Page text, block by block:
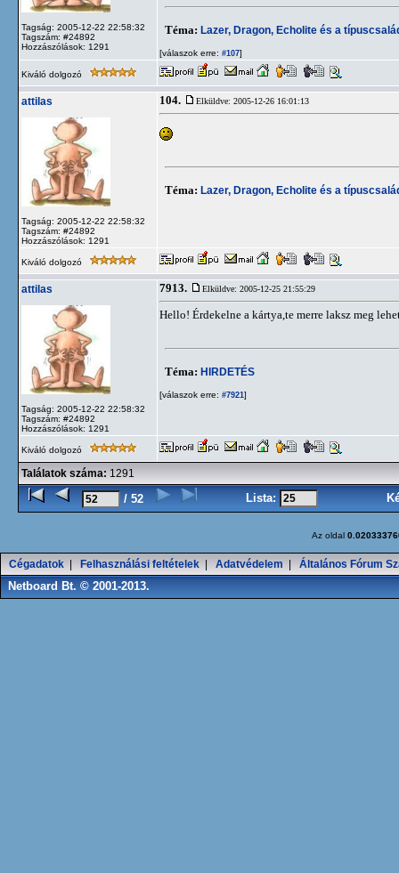
Tagság: 2005-12-22 22:58:32
Tagszám: #24892
Hozzászólások: 1291
Téma: Lazer, Dragon, Echolite és a
[válaszok erre: #107]
Kiváló dolgozó
attilas
Tagság: 2005-12-22 22:58:32
Tagszám: #24892
Hozzászólások: 1291
104. Elküldve: 2005-12-26 16:01:13
Téma: Lazer, Dragon, Echolite és a
Kiváló dolgozó
attilas
Tagság: 2005-12-22 22:58:32
Tagszám: #24892
Hozzászólások: 1291
7913. Elküldve: 2005-12-25 21:55:29
Hello! Érdekelne a kártya,te merre laksz meg
Téma: HIRDETÉS
[válaszok erre: #7921]
Kiváló dolgozó
Találatok száma: 1291
/ 52 Lista:
Az oldal
Cégadatok Felhasználási feltételek Adatvédelem Általános Fórum
Netboard Bt. © 2001-2013.